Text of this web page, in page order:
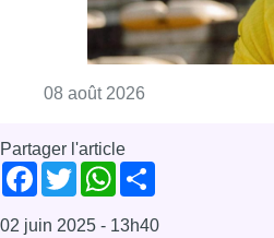
08 août 2026
Partager l'article
Facebook
TwitterWhatsApp
02 juin 2025 - 13h40